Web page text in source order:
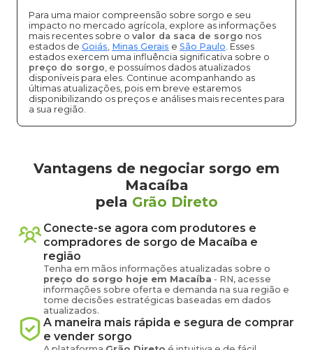
Para uma maior compreensão sobre sorgo e seu
impacto no mercado agrícola, explore as informações
mais recentes sobre o valor da saca de sorgo nos
estados de Goiás, Minas Gerais e São Paulo. Esses
estados exercem uma influência significativa sobre o
preço do sorgo, e possuímos dados atualizados
disponíveis para eles. Continue acompanhando as
últimas atualizações, pois em breve estaremos
disponibilizando os preços e análises mais recentes para
a sua região.
Vantagens de negociar sorgo em
Macaíba
pela Grão Direto
Conecte-se agora com produtores e
compradores de sorgo de Macaíba e
região
Tenha em mãos informações atualizadas sobre o
preço do sorgo hoje em Macaíba - RN, acesse
informações sobre oferta e demanda na sua região e
tome decisões estratégicas baseadas em dados
atualizados.
A maneira mais rápida e segura de comprar
e vender sorgo